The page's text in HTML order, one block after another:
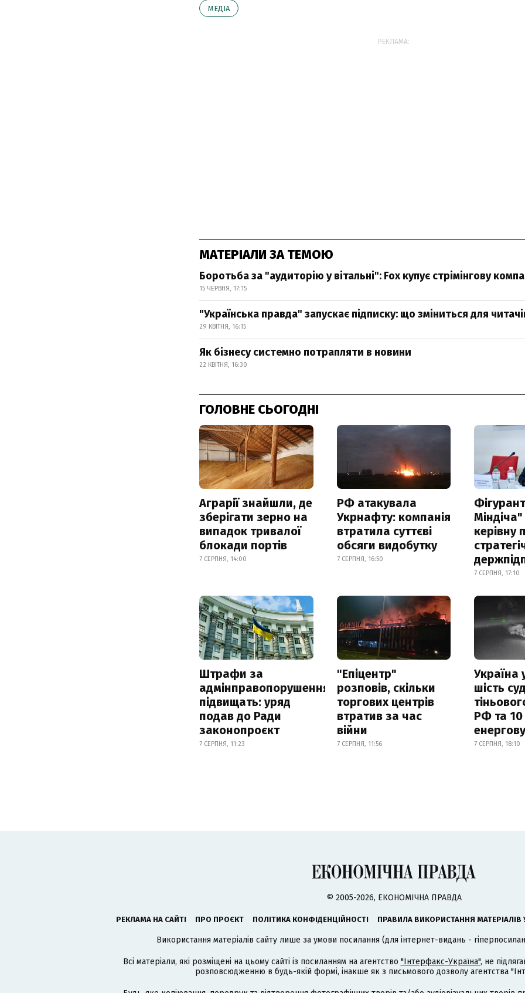
МЕДІА
РЕКЛАМА:
МАТЕРІАЛИ ЗА ТЕМОЮ
Боротьба за "аудиторію у вітальні": Fox купує стрімінгову
15 ЧЕРВНЯ, 17:15
"Українська правда" запускає підписку: що зміниться для
29 КВІТНЯ, 16:15
Як бізнесу системно потрапляти в новини
22 КВІТНЯ, 16:30
ГОЛОВНЕ СЬОГОДНІ
Аграрії знайшли, де
зберігати зерно на
випадок тривалої
блокади портів
7 СЕРПНЯ, 14:00
РФ атакувала
Укрнафту: компанія
втратила суттєві
обсяги видобутку
7 СЕРПНЯ, 16:50
керівну
7 СЕРПНЯ, 17:10
Штрафи за
адмінправопорушення
підвищать: уряд
подав до Ради
законопроєкт
7 СЕРПНЯ, 11:23
"Епіцентр"
розповів, скільки
торгових центрів
втратив за час
війни
7 СЕРПНЯ, 11:56
Україна
шість
РФ та 10
7 СЕРПНЯ, 18:10
© 2005-2026, ЕКОНОМІЧНА ПРАВДА
РЕКЛАМА НА САЙТІ ПРО ПРОЄКТ ПОЛІТИКА КОНФІДЕНЦІЙНОСТІ ПРАВИЛА ВИКОРИСТАННЯ МАТЕРІАЛІВ
Використання матеріалів сайту лише за умови посилання (для інтернет-видань -
Всі матеріали, які розміщені на цьому сайті із посиланням на агентство "Інтерфакс-Україна", не
розповсюдженню в будь-якій формі, інакше як з письмового дозволу агентства